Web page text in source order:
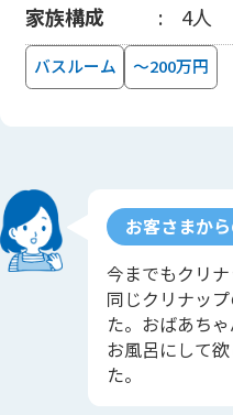
家族構成
4人
バスルーム ～200万円
お客さまか
今までもクリ
同じクリナッ
た。おばあち
お風呂にして
た。